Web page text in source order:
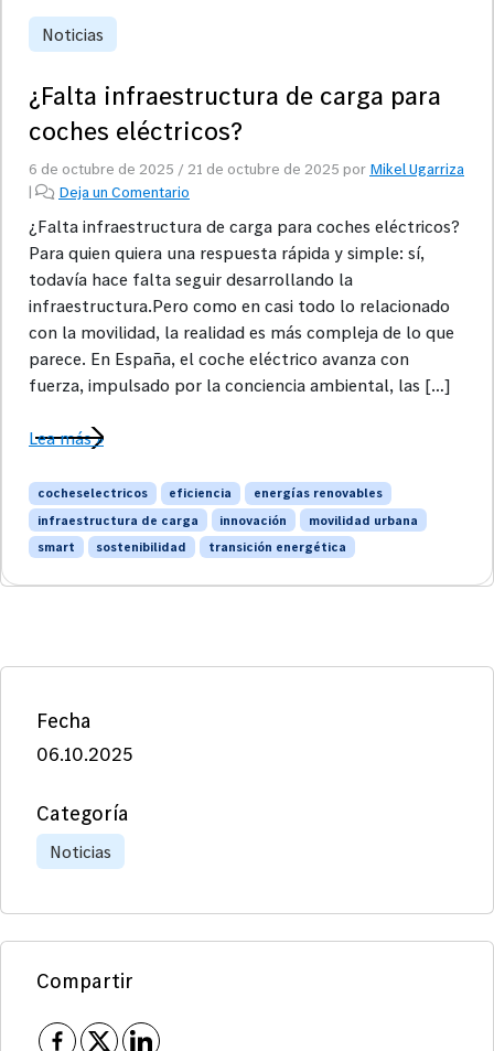
Noticias
¿Falta infraestructura de carga para
coches eléctricos?
6 de octubre de 2025 / 21 de octubre de 2025 por Mikel Ugarriza
|
Deja un Comentario
¿Falta infraestructura de carga para coches eléctricos?
Para quien quiera una respuesta rápida y simple: sí,
todavía hace falta seguir desarrollando la
infraestructura.Pero como en casi todo lo relacionado
con la movilidad, la realidad es más compleja de lo que
parece. En España, el coche eléctrico avanza con
fuerza, impulsado por la conciencia ambiental, las […]
Lea más »
cocheselectricos eficiencia
energías renovables
infraestructura de carga
innovación
movilidad urbana
smart
sostenibilidad transición energética
Fecha
06.10.2025
Categoría
Noticias
Compartir